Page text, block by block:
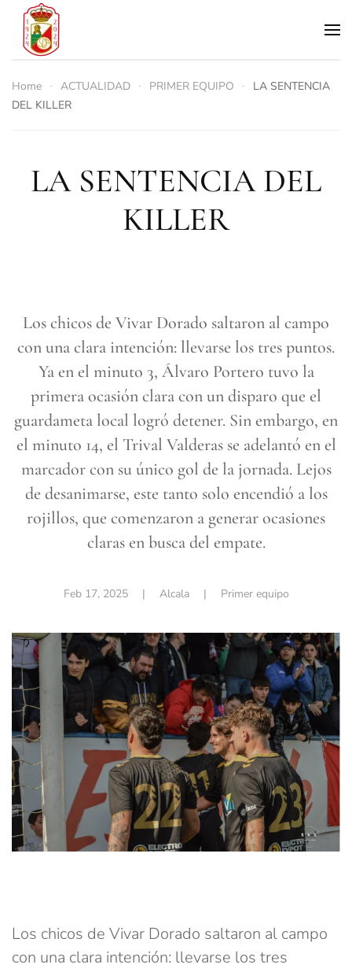
Skip to main content
Home ACTUALIDAD PRIMER EQUIPO
LA SENTENCIA
DEL KILLER
LA SENTENCIA DEL
KILLER
Los chicos de Vivar Dorado saltaron al campo
con una clara intención: llevarse los tres puntos.
Ya en el minuto 3, Álvaro Portero tuvo la
primera ocasión clara con un disparo que el
guardameta local logró detener. Sin embargo, en
el minuto 14, el Trival Valderas se adelantó en el
marcador con su único gol de la jornada. Lejos
de desanimarse, este tanto solo encendió a los
rojillos, que comenzaron a generar ocasiones
claras en busca del empate.
Feb 17, 2025| Alcala | Primer equipo
Los chicos de Vivar Dorado saltaron al campo
con una clara intención: llevarse los tres